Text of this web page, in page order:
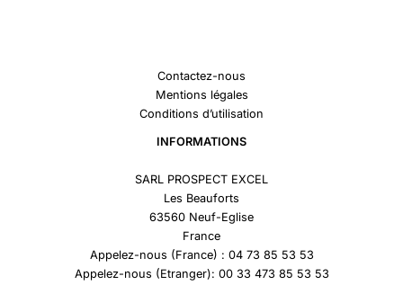
Contactez-nous
Mentions légales
Conditions d’utilisation
INFORMATIONS
SARL PROSPECT EXCEL
Les Beauforts
63560 Neuf-Eglise
France
Appelez-nous (France) : 04 73 85 53 53
Appelez-nous (Etranger): 00 33 473 85 53 53